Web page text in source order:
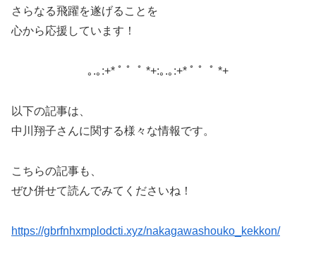
さらなる飛躍を遂げることを
心から応援しています！
｡.｡:+* ﾟ ゜ﾟ *+:｡.｡:+* ﾟ ゜ﾟ *+
以下の記事は、
中川翔子さんに関する様々な情報です。
こちらの記事も、
ぜひ併せて読んでみてくださいね！
https://gbrfnhxmplodcti.xyz/nakagawashouko_kekkon/